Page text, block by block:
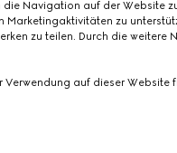
Navigation auf der Website
Marketingaktivitäten zu
zu teilen. Durch die weitere
auf dieser Website